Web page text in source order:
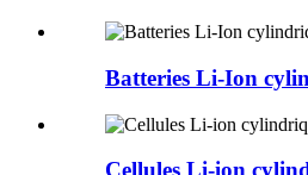
Batteries Li-Ion